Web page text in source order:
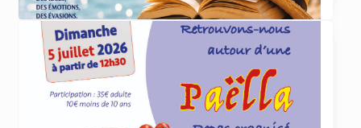
ACTUALITÉS
4 juin 2026
Et cet été, que lirez-vous